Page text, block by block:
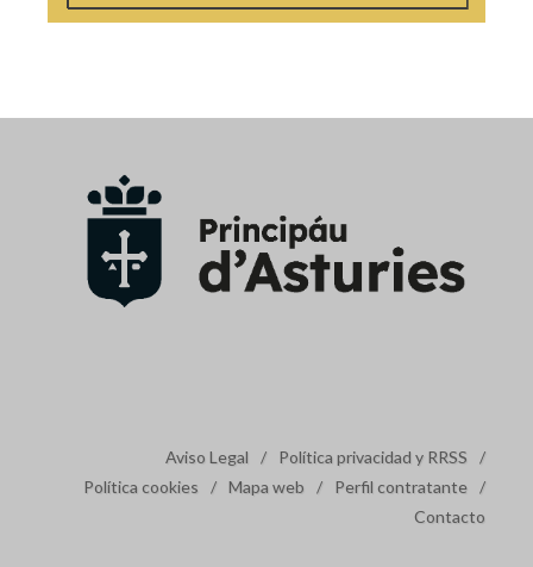
Aviso Legal / Política privacidad y RRSS
/
Política cookies
/ Mapa web / Perfil contratante /
Contacto